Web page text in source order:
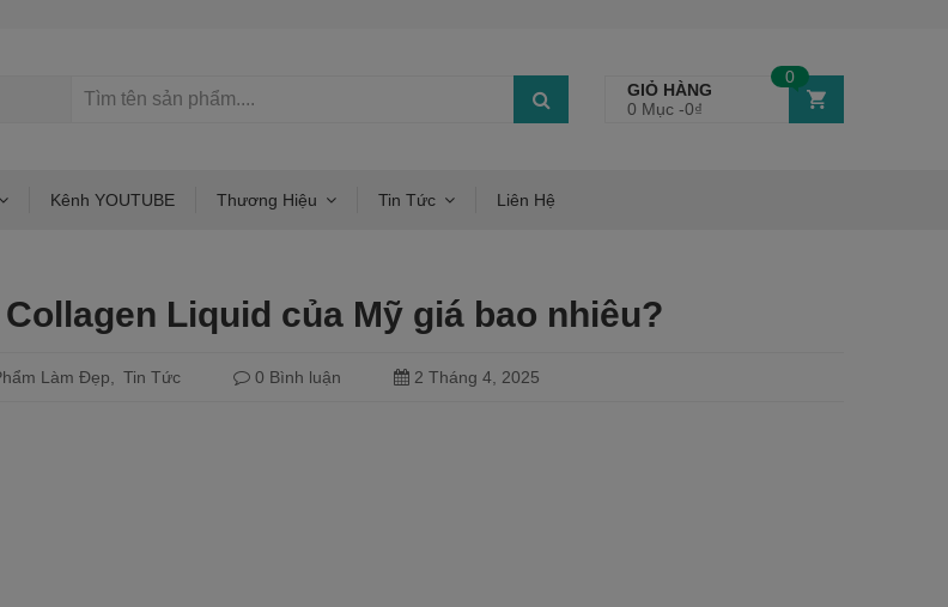
GIỎ HÀNG
0 Mục -0₫
0
Kênh YOUTUBE Thương Hiệu Tin Tức Liên Hệ
Liquid của Mỹ giá bao nhiêu?
Làm Đẹp Tin Tức 0 Bình luận 2 Tháng 4, 2025